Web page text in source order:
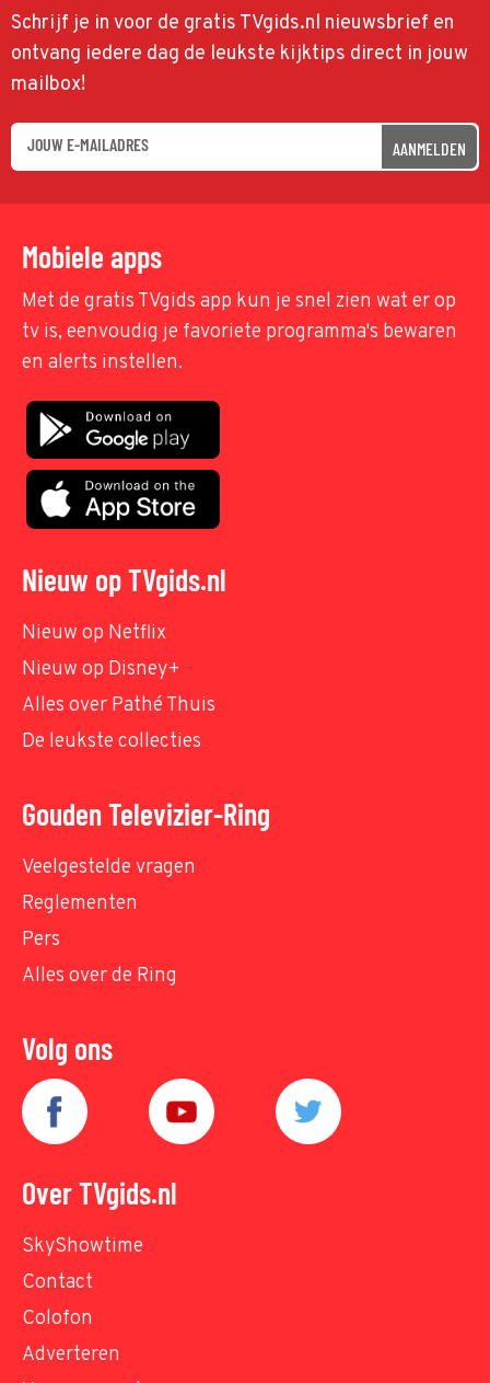
Schrijf je in voor de gratis TVgids.nl nieuwsbrief en
ontvang iedere dag de leukste kijktips direct in jouw
mailbox!
AANMELDEN
Mobiele apps
Met de gratis TVgids app kun je snel zien wat er op
tv is, eenvoudig je favoriete programma's bewaren
en alerts instellen.
Nieuw op TVgids.nl
Nieuw op Netflix
Nieuw op Disney+
Alles over Pathé Thuis
De leukste collecties
Gouden Televizier-Ring
Veelgestelde vragen
Reglementen
Pers
Alles over de Ring
Volg ons
Over TVgids.nl
SkyShowtime
Contact
Colofon
Adverteren